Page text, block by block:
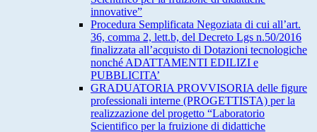
innovative”
Procedura Semplificata Negoziata di cui all’art.
36, comma 2, lett.b, del Decreto Lgs n.50/2016
finalizzata all’acquisto di Dotazioni tecnologiche
nonché ADATTAMENTI EDILIZI e
PUBBLICITA’
GRADUATORIA PROVVISORIA delle figure
professionali interne (PROGETTISTA) per la
realizzazione del progetto “Laboratorio
Scientifico per la fruizione di didattiche